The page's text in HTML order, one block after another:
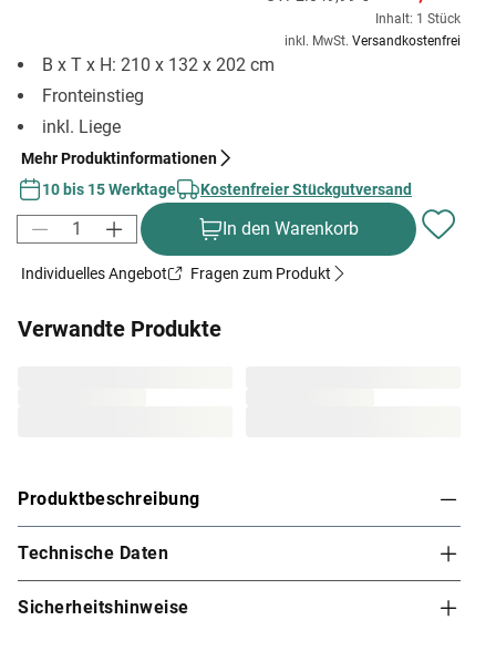
Inhalt: 1 Stück
inkl. MwSt. Versandkostenfrei
B x T x H: 210 x 132 x 202 cm
Fronteinstieg
inkl. Liege
Mehr Produktinformationen
10 bis 15 Werktage
Kostenfreier Stückgutversand
In den Warenkorb
Individuelles Angebot Fragen zum Produkt
Verwandte Produkte
Produktbeschreibung
Karibu Innensauna Variado in Systembauweise
für 1-2 Personen
Diese System- bzw. Elementsauna verdankt ihren Namen
Technische Daten
Sicherheitshinweise